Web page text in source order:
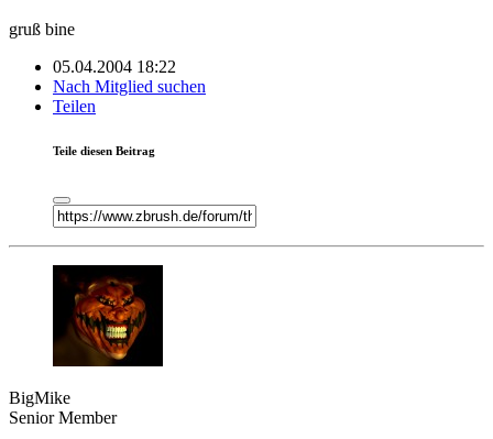
gruß bine
05.04.2004 18:22
Nach Mitglied suchen
Teilen
Teile diesen Beitrag
BigMike
Senior Member